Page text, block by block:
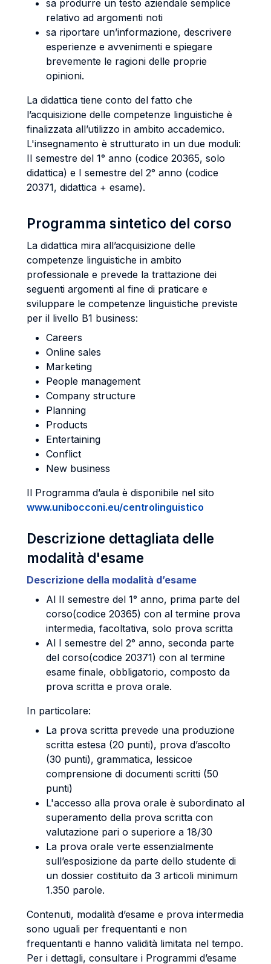
sa produrre un testo aziendale semplice
relativo ad argomenti noti
sa riportare un’informazione, descrivere
esperienze e avvenimenti e spiegare
brevemente le ragioni delle proprie
opinioni.
La didattica tiene conto del fatto che
l’acquisizione delle competenze linguistiche è
finalizzata all’utilizzo in ambito accademico.
L'insegnamento è strutturato in un due moduli:
II semestre del 1° anno (codice 20365, solo
didattica) e I semestre del 2° anno (codice
20371, didattica + esame).
Programma sintetico del corso
La didattica mira all’acquisizione delle
competenze linguistiche in ambito
professionale e prevede la trattazione dei
seguenti argomenti al fine di praticare e
sviluppare le competenze linguistiche previste
per il livello B1 business:
Careers
Online sales
Marketing
People management
Company structure
Planning
Products
Entertaining
Conflict
New business
Il Programma d’aula è disponibile nel sito
www.unibocconi.eu/centrolinguistico
Descrizione dettagliata delle
modalità d'esame
Descrizione della modalità d’esame
Al II semestre del 1° anno, prima parte del
corso(codice 20365) con al termine prova
intermedia, facoltativa, solo prova scritta
Al I semestre del 2° anno, seconda parte
del corso(codice 20371) con al termine
esame finale, obbligatorio, composto da
prova scritta e prova orale.
In particolare:
La prova scritta prevede una produzione
scritta estesa (20 punti), prova d’ascolto
(30 punti), grammatica, lessicoe
comprensione di documenti scritti (50
punti)
L'accesso alla prova orale è subordinato al
superamento della prova scritta con
valutazione pari o superiore a 18/30
La prova orale verte essenzialmente
sull’esposizione da parte dello studente di
un dossier costituito da 3 articoli minimum
1.350 parole.
Contenuti, modalità d’esame e prova intermedia
sono uguali per frequentanti e non
frequentanti e hanno validità limitata nel tempo.
Per i dettagli, consultare i Programmi d’esame